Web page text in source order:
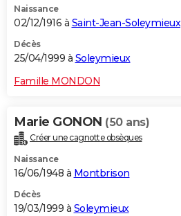
Naissance
02/12/1916 à Saint-Jean-Soleymieux
Décès
25/04/1999 à Soleymieux
Famille MONDON
Marie GONON (50 ans)
Créer une cagnotte obsèques
Naissance
16/06/1948 à Montbrison
Décès
19/03/1999 à Soleymieux